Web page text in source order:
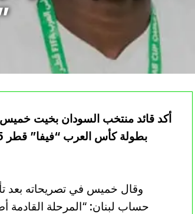
الحقيقي
أكد قائد منتخب السودان بخيت
وقال خميس في تصريحاته بعد
حساب لبنان: “المرحلة القادمة